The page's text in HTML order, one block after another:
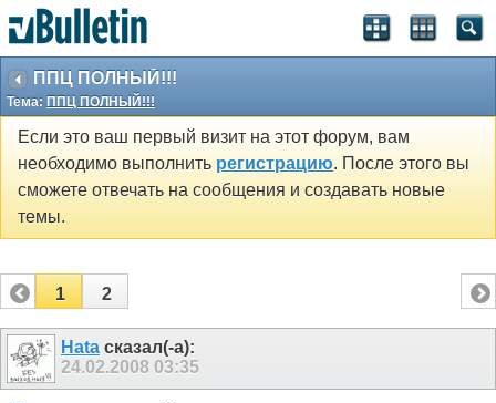
ППЦ ПОЛНЫЙ!!!
Тема: ППЦ ПОЛНЫЙ!!!
Если это ваш первый визит на этот форум, вам
необходимо выполнить регистрацию. После этого вы
сможете отвечать на сообщения и создавать новые
темы.
1 2
Hata сказал(-а):
24.02.2008 03:35